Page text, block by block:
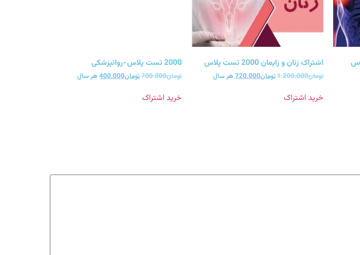
اشتراک زنان و زایمان 2000 تست پلاس
تومان1.200.000تومان720.000هر سال
خرید اشتراک
2000 تست پلاس-روانپزشکی
تومان700.000تومان400.000هر سال
خرید اشتراک